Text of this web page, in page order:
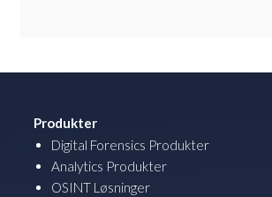
Produkter
Digital Forensics Produkter
Analytics Produkter
OSINT Løsninger